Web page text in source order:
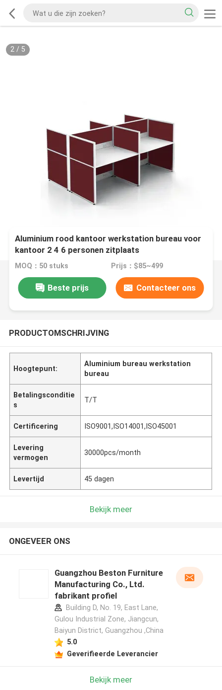
2/ 5
Aluminium rood kantoor werkstation bureau voor
kantoor 2 4 6 personen zitplaats
MOQ：50 stuks Prijs：$85~499
Beste prijs Contacteer ons
PRODUCTOMSCHRIJVING
Hoogtepunt:
Aluminium bureau werkstation
bureau
Betalingsconditie
s
T/T
Certificering ISO9001,ISO14001,ISO45001
Levering
vermogen
30000pcs/month
Levertijd 45 dagen
Bekijk meer
ONGEVEER ONS
Guangzhou Beston Furniture
Manufacturing Co., Ltd.
fabrikant profiel
Building D, No. 19, East Lane,
Gulou Industrial Zone, Jiangcun,
Baiyun District, Guangzhou ,China
5.0
Geverifieerde Leverancier
Bekijk meer